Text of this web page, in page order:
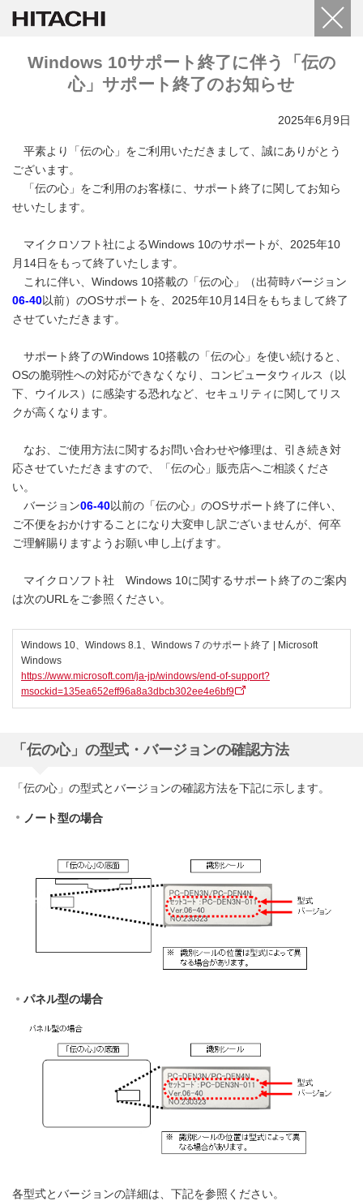
Windows 10サポート終了に伴う「伝の
心」サポート終了のお知らせ
2025年6月9日
平素より「伝の心」をご利用いただきまして、誠にありがとう
ございます。
「伝の心」をご利用のお客様に、サポート終了に関してお知ら
せいたします。
マイクロソフト社によるWindows 10のサポートが、2025年10
月14日をもって終了いたします。
これに伴い、Windows 10搭載の「伝の心」（出荷時バージョン
06-40以前）のOSサポートを、2025年10月14日をもちまして終了
させていただきます。
サポート終了のWindows 10搭載の「伝の心」を使い続けると、
OSの脆弱性への対応ができなくなり、コンピュータウィルス（以
下、ウイルス）に感染する恐れなど、セキュリティに関してリス
クが高くなります。
なお、ご使用方法に関するお問い合わせや修理は、引き続き対
応させていただきますので、「伝の心」販売店へご相談くださ
い。
バージョン06-40以前の「伝の心」のOSサポート終了に伴い、
ご不便をおかけすることになり大変申し訳ございませんが、何卒
ご理解賜りますようお願い申し上げます。
マイクロソフト社 Windows 10に関するサポート終了のご案内
は次のURLをご参照ください。
Windows 10、Windows 8.1、Windows 7 のサポート終了 | Microsoft
Windows
https://www.microsoft.com/ja-jp/windows/end-of-support?
msockid=135ea652eff96a8a3dbcb302ee4e6bf9
「伝の心」の型式・バージョンの確認方法
「伝の心」の型式とバージョンの確認方法を下記に示します。
ノート型の場合
パネル型の場合
各型式とバージョンの詳細は、下記を参照ください。